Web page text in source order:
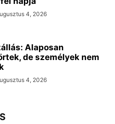
4, 2026
Alaposan
de személyek nem
4, 2026